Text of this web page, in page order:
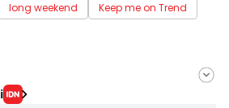
long weekend
Keep me on Trend